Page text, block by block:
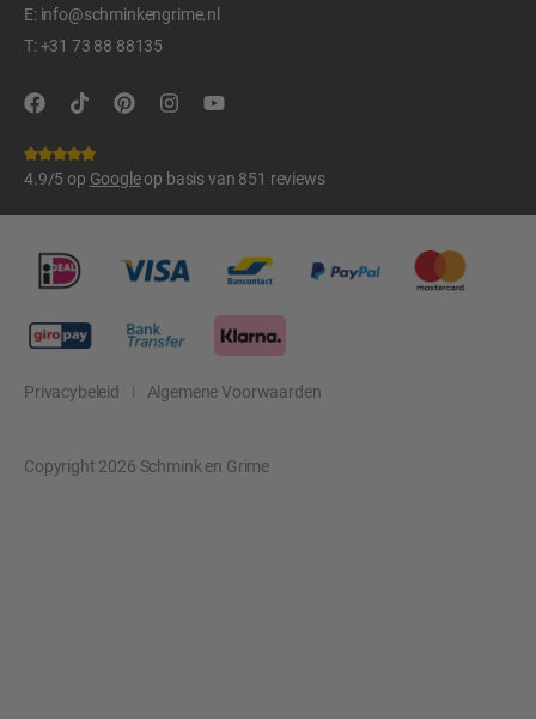
E: info@schminkengrime.nl
T:+31 73 88 88135
4.9/5 op Googleop basis van 851 reviews
Privacybeleid Algemene Voorwaarden
Copyright 2026 Schmink en Grime